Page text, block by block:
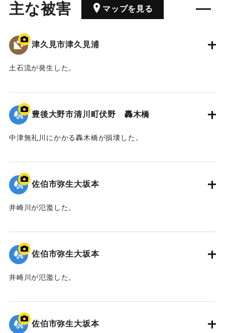
主な被害 マップを見る
津久見市津久見浦
土石流が発生した。
｜固有コード:01204098
豊後大野市清川町伏野 轟木橋
中津無礼川にかかる轟木橋が損壊した。
｜固有コード:01204097
佐伯市弥生大坂本
井崎川が氾濫した。
｜固有コード:01204096
佐伯市弥生大坂本
井崎川が氾濫した。
｜固有コード:01204095
佐伯市弥生大坂本